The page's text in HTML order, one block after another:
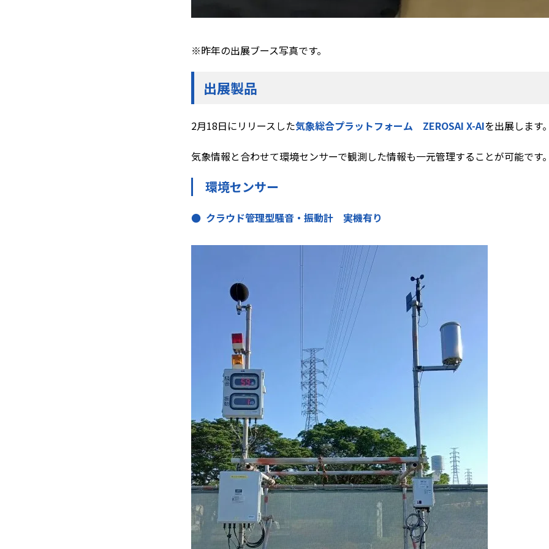
※昨年の出展ブース写真です。
出展製品
2月18日にリリースした気象総合プラットフォーム ZEROSAI X-AIを出展します
気象情報と合わせて環境センサーで観測した情報も一元管理することが可能です
環境センサー
● クラウド管理型騒音・振動計 実機有り